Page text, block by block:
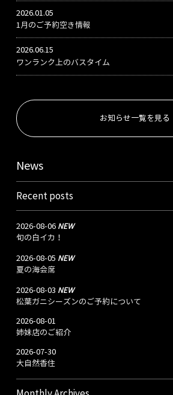
News
Recent posts
2026-08-06 NEW
旬の白イカ！
2026-08-05 NEW
夏の海会席
2026-08-03 NEW
松葉ガニシーズンのご予約について
2026-08-01
姉妹店のご紹介
2026-07-30
大自然香住
2026.01.05
1月のご予約空き情報
2026.06.15
ワンランク上のバスタイム
お知らせ一覧を見る